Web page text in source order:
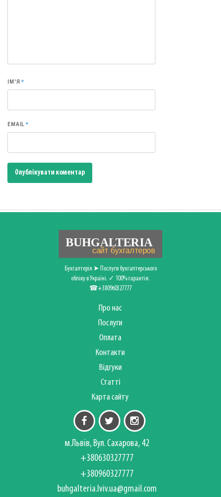
ІМ'Я*
EMAIL*
Бухгалтерія ➤ Послуги бухгалтерського
обліку в Україні. ✓ 100% гарантія.
☎+380960327777
Про нас
Послуги
Оплата
Контакти
Відгуки
Статті
Карта сайту
м.Львів, Вул. Сахарова, 42
+380630327777
+380960327777
buhgalteria.lviv.ua@gmail.com